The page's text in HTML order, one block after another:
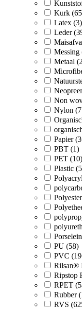
Kurk
Latex (3)
Leder
Messing
Metaal
Non
Nylon
Papier
PBT (1)
PET (10)
Plastic
PU (58)
PVC
Rilsan®
Ripstop
RPET
Rubber
RVS